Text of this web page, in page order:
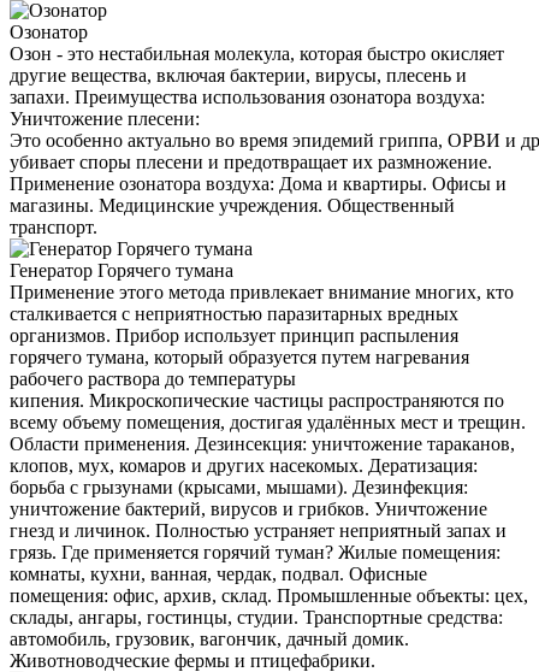
Озонатор
Озон - это нестабильная молекула, которая быстро окисляет
другие вещества, включая бактерии, вирусы, плесень и
запахи. Преимущества использования озонатора воздуха:
Уничтожение плесени:
Это особенно актуально во время эпидемий гриппа, ОРВИ и
убивает споры плесени и предотвращает их размножение.
Применение озонатора воздуха: Дома и квартиры. Офисы и
магазины. Медицинские учреждения. Общественный
транспорт.
Генератор Горячего тумана
Применение этого метода привлекает внимание многих, кто
сталкивается с неприятностью паразитарных вредных
организмов. Прибор использует принцип распыления
горячего тумана, который образуется путем нагревания
рабочего раствора до температуры
кипения. Микроскопические частицы распространяются по
всему объему помещения, достигая удалённых мест и трещин.
Области применения. Дезинсекция: уничтожение тараканов,
клопов, мух, комаров и других насекомых. Дератизация:
борьба с грызунами (крысами, мышами). Дезинфекция:
уничтожение бактерий, вирусов и грибков. Уничтожение
гнезд и личинок. Полностью устраняет неприятный запах и
грязь. Где применяется горячий туман? Жилые помещения:
комнаты, кухни, ванная, чердак, подвал. Офисные
помещения: офис, архив, склад. Промышленные объекты: цех,
склады, ангары, гостинцы, студии. Транспортные средства:
автомобиль, грузовик, вагончик, дачный домик.
Животноводческие фермы и птицефабрики.